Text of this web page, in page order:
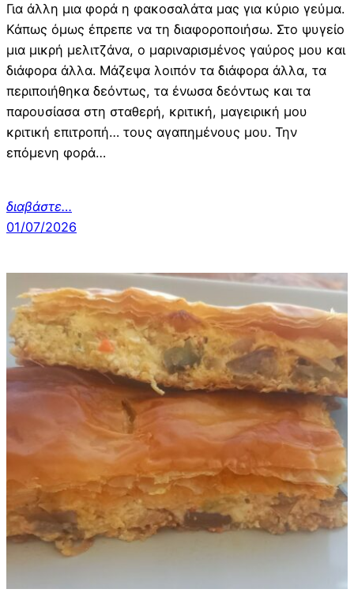
Για άλλη μια φορά η φακοσαλάτα μας για κύριο γεύμα.
Κάπως όμως έπρεπε να τη διαφοροποιήσω. Στο ψυγείο
μια μικρή μελιτζάνα, ο μαριναρισμένος γαύρος μου και
διάφορα άλλα. Μάζεψα λοιπόν τα διάφορα άλλα, τα
περιποιήθηκα δεόντως, τα ένωσα δεόντως και τα
παρουσίασα στη σταθερή, κριτική, μαγειρική μου
κριτική επιτροπή… τους αγαπημένους μου. Την
επόμενη φορά…
διαβάστε…
01/07/2026